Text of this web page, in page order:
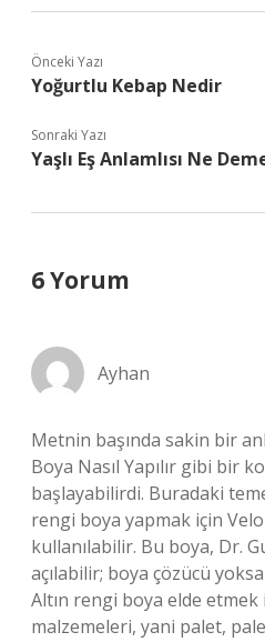
Önceki Yazı
Yoğurtlu Kebap Nedir
Sonraki Yazı
Yaşlı Eş Anlamlısı Ne
6 Yorum
Ayhan
Metnin başında sakin bir
Boya Nasıl Yapılır gibi bir
başlayabilirdi. Buradaki
rengi boya yapmak için
kullanılabilir. Bu boya, Dr.
açılabilir; boya çözücü
Altın rengi boya elde etmek
malzemeleri, yani palet,